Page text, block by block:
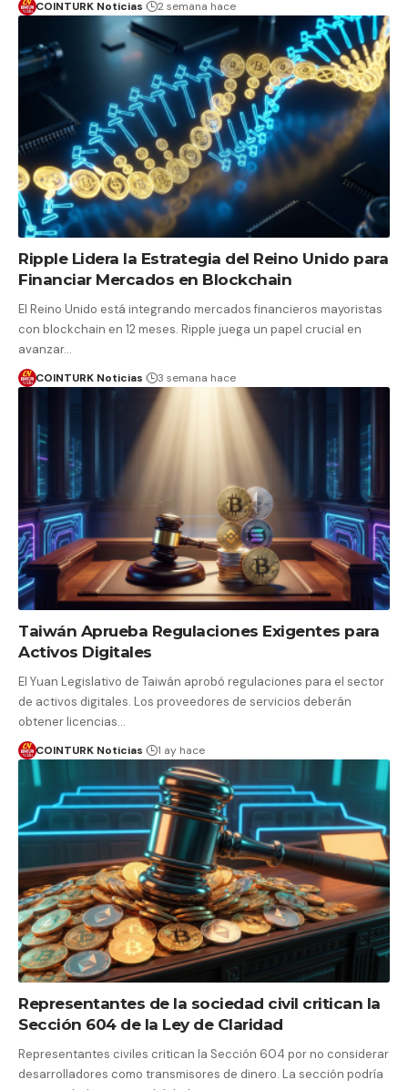
COINTURK Noticias 2 semana hace
Ripple Lidera la Estrategia del Reino Unido para
Financiar Mercados en Blockchain
El Reino Unido está integrando mercados financieros mayoristas
con blockchain en 12 meses. Ripple juega un papel crucial en
avanzar…
COINTURK Noticias 3 semana hace
Taiwán Aprueba Regulaciones Exigentes para
Activos Digitales
El Yuan Legislativo de Taiwán aprobó regulaciones para el sector
de activos digitales. Los proveedores de servicios deberán
obtener licencias…
COINTURK Noticias 1 ay hace
Representantes de la sociedad civil critican la
Sección 604 de la Ley de Claridad
Representantes civiles critican la Sección 604 por no considerar
desarrolladores como transmisores de dinero. La sección podría